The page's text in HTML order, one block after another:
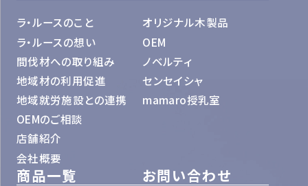
ラ・ルースのこと
ラ・ルースの想い
間伐材への取り組み
地域材の利用促進
地域就労施設との連携
OEMのご相談
店舗紹介
会社概要
オリジナル木製品
OEM
ノベルティ
センセイシャ
mamaro授乳室
商品一覧 お問い合わせ